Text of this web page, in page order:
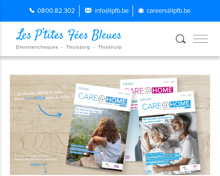
0800.82.302 info@lpfb.be careers@lpfb.be